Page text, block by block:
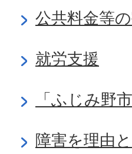
公共料金等の
就労支援
「ふじみ野
障害を理由